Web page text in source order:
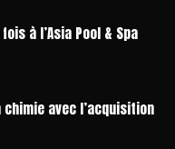
à l’Asia Pool & Spa
avec l’acquisition